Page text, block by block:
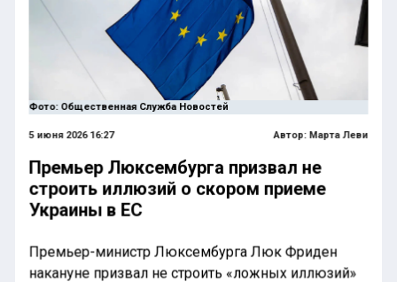
Фото: Общественная Служба Новостей
5 июня 2026 16:27 Автор: Марта Леви
Премьер Люксембурга призвал не
строить иллюзий о скором приеме
Украины в ЕС
Премьер-министр Люксембурга Люк Фриден
накануне призвал не строить «ложных иллюзий»